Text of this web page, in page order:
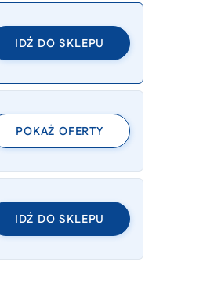
IDŹ DO SKLEPU
POKAŻ OFERTY
IDŹ DO SKLEPU